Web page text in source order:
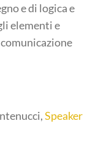
e di logica e
elementi e
Speaker